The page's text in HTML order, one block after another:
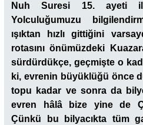
Nuh Suresi 15. ayeti
Yolculuğumuzu
ışıktan hızlı gittiğini
rotasını önümüzdeki
sürdürdükçe, geçmişte o
ki, evrenin büyüklüğü önce
topu kadar ve sonra da
evren hâlâ bize yine de
Çünkü bu bilyacıkta tüm